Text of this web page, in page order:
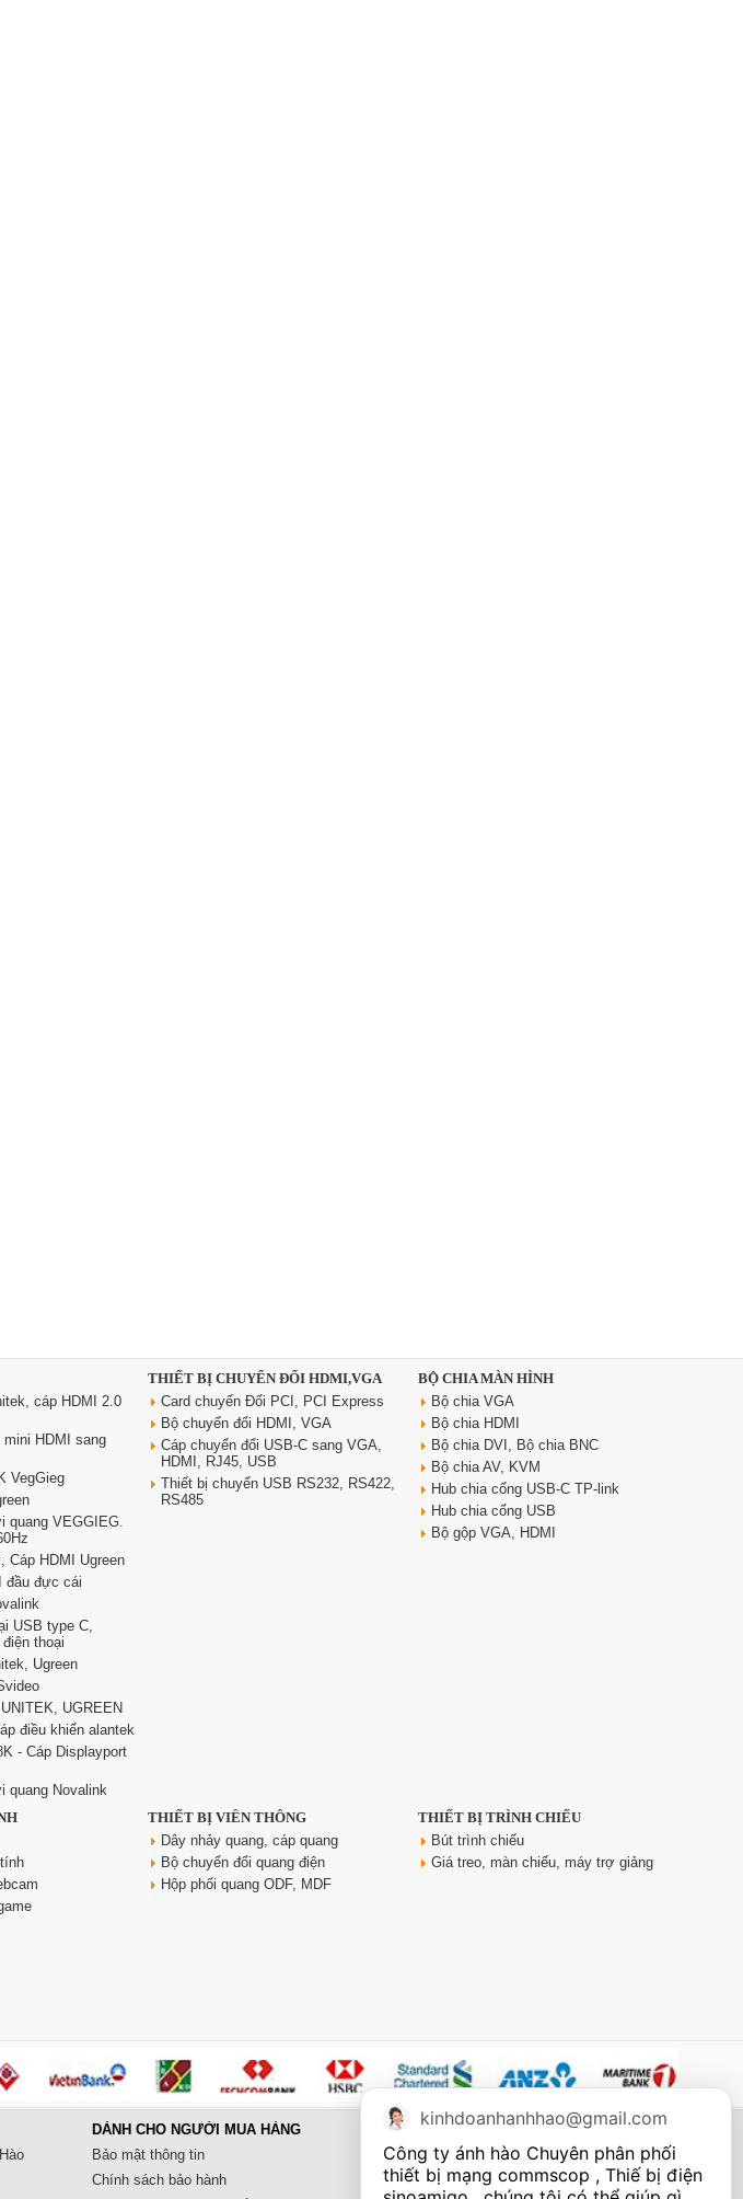
cáp HDMI 2.0
HDMI sang
VegGieg
quang VEGGIEG.
Cáp HDMI Ugreen
đầu đực cái
USB type C,
thoại
Ugreen
UGREEN
điều khiển alantek
- Cáp Displayport
quang Novalink
THIẾT BỊ CHUYỂN ĐỔI HDMI,VGA
Card chuyển Đổi PCI, PCI Express
Bộ chuyển đổi HDMI, VGA
Cáp chuyển đổi USB-C sang VGA,
HDMI, RJ45, USB
Thiết bị chuyển USB RS232, RS422,
RS485
BỘ CHIA MÀN HÌNH
Bộ chia VGA
Bộ chia HDMI
Bộ chia DVI, Bộ chia BNC
Bộ chia AV, KVM
Hub chia cổng USB-C TP-link
Hub chia cổng USB
Bộ gộp VGA, HDMI
THIẾT BỊ VIỄN THÔNG
Dây nhảy quang, cáp quang
Bộ chuyển đổi quang điện
Hộp phối quang ODF, MDF
THIẾT BỊ TRÌNH CHIẾU
Bút trình chiếu
Giá treo, màn chiếu, máy trợ giảng
DÀNH CHO NGƯỜI MUA HÀNG
Bảo mật thông tin
Chính sách bảo hành
kinhdoanhanhhao@gmail.com
Công ty ánh hào Chuyên phân phối
thiết bị mạng commscop , Thiế bị điện